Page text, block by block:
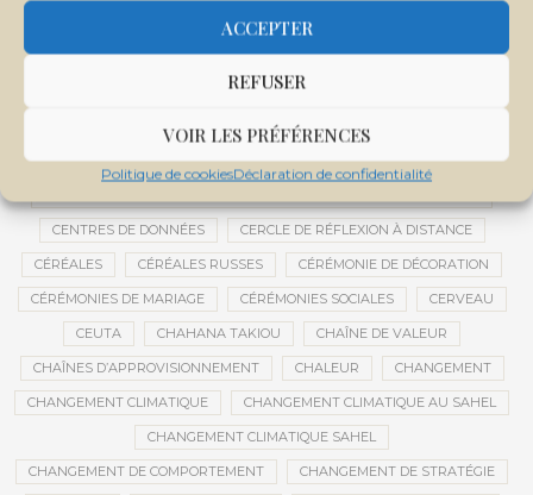
ACCEPTER
REFUSER
VOIR LES PRÉFÉRENCES
Politique de cookiesDéclaration de confidentialité
CENTRALE SOLAIRE DE SANANKOROBA
CENTRE D'INTELLIGENCE ARTIFICIELLE
CENTRE DE SANTÉ COMMUNAUTAIRE
CENTRE INTERNATIONAL DE CONFÉRENCES DE BAMAKO
CENTRE MALI
CENTRES DE DONNÉES CERCLE DE RÉFLEXION À DISTANCE
CÉRÉALES CÉRÉALES RUSSES CÉRÉMONIE DE DÉCORATION
CÉRÉMONIES DE MARIAGE CÉRÉMONIES SOCIALES CERVEAU
CEUTA CHAHANA TAKIOU CHAÎNE DE VALEUR
CHAÎNES D’APPROVISIONNEMENT CHALEUR CHANGEMENT
CHANGEMENT CLIMATIQUE CHANGEMENT CLIMATIQUE AU SAHEL
CHANGEMENT CLIMATIQUE SAHEL
CHANGEMENT DE COMPORTEMENT CHANGEMENT DE STRATÉGIE